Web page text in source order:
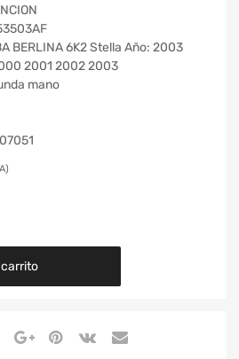
BERLINA 6K2 Stella Año: 2003
2001 2002 2003
mano